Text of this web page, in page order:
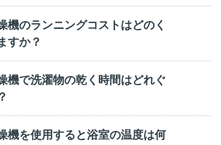
機のランニングコストはどのく
すか？
機で洗濯物の乾く時間はどれぐ
機を使用すると浴室の温度は何